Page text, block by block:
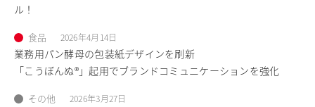
ル！
食品 2026年4月14日
業務用パン酵母の包装紙デザインを刷新
「こうぼんぬ®」起用でブランドコミュニケーションを強化
その他 2026年3月27日